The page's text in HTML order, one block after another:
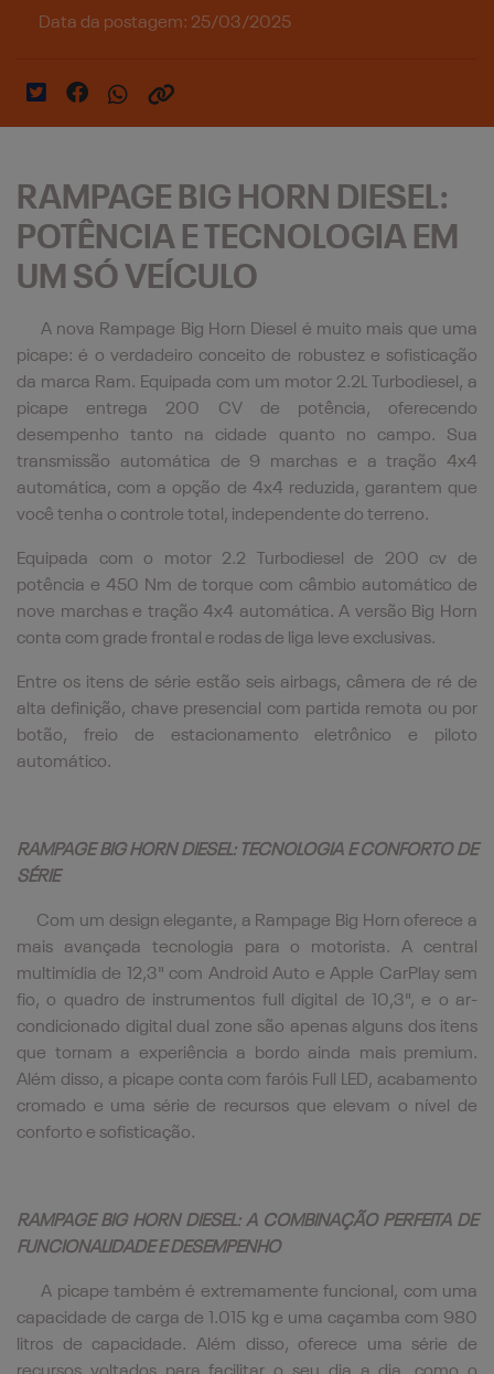
Data da postagem: 25/03/2025
RAMPAGE BIG HORN DIESEL:
POTÊNCIA E TECNOLOGIA EM
UM SÓ VEÍCULO
A nova Rampage Big Horn Diesel é muito mais que uma
picape: é o verdadeiro conceito de robustez e sofisticação
da marca Ram. Equipada com um motor 2.2L Turbodiesel, a
picape entrega 200 CV de potência, oferecendo
desempenho tanto na cidade quanto no campo. Sua
transmissão automática de 9 marchas e a tração 4x4
automática, com a opção de 4x4 reduzida, garantem que
você tenha o controle total, independente do terreno.
Equipada com o motor 2.2 Turbodiesel de 200 cv de
potência e 450 Nm de torque com câmbio automático de
nove marchas e tração 4x4 automática.A versão Big Horn
conta com grade frontal e rodas de liga leve exclusivas.
Entre os itens de série estão seis airbags, câmera de ré de
alta definição, chave presencial com partida remota ou por
botão, freio de estacionamento eletrônico e piloto
automático.
RAMPAGE BIG HORN DIESEL: TECNOLOGIA E CONFORTO DE
SÉRIE
Com um design elegante, a Rampage Big Horn oferece a
mais avançada tecnologia para o motorista. A central
multimídia de 12,3" com Android Auto e Apple CarPlay sem
fio, o quadro de instrumentos full digital de 10,3", e o ar-
condicionado digital dual zone são apenas alguns dos itens
que tornam a experiência a bordo ainda mais premium.
Além disso, a picape conta com faróis Full LED, acabamento
cromado e uma série de recursos que elevam o nível de
conforto e sofisticação.
RAMPAGE BIG HORN DIESEL: A COMBINAÇÃO PERFEITA DE
FUNCIONALIDADE E DESEMPENHO
A picape também é extremamente funcional, com uma
capacidade de carga de 1.015 kg e uma caçamba com 980
litros de capacidade. Além disso, oferece uma série de